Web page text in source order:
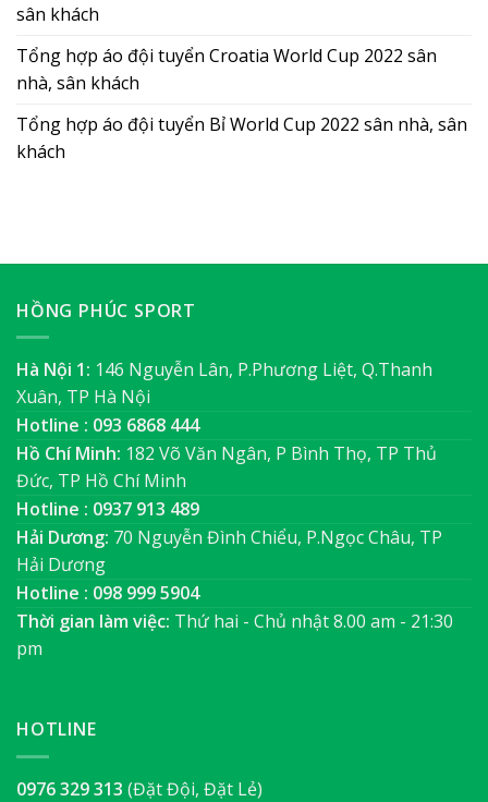
sân khách
Tổng hợp áo đội tuyển Croatia World Cup 2022 sân
nhà, sân khách
Tổng hợp áo đội tuyển Bỉ World Cup 2022 sân nhà, sân
khách
HỒNG PHÚC SPORT
Hà Nội 1: 146 Nguyễn Lân, P.Phương Liệt, Q.Thanh
Xuân, TP Hà Nội
Hotline : 093 6868 444
Hồ Chí Minh: 182 Võ Văn Ngân, P Bình Thọ, TP Thủ
Đức, TP Hồ Chí Minh
Hotline : 0937 913 489
Hải Dương: 70 Nguyễn Đình Chiểu, P.Ngọc Châu, TP
Hải Dương
Hotline : 098 999 5904
Thời gian làm việc: Thứ hai - Chủ nhật 8.00 am - 21:30
pm
HOTLINE
0976 329 313 (Đặt Đội, Đặt Lẻ)